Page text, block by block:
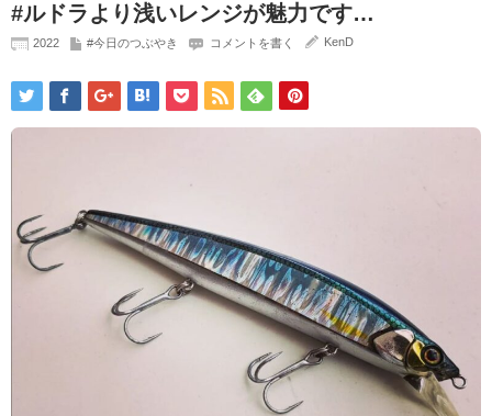
#ルドラより浅いレンジが魅力です…
2022 #今日のつぶやき コメントを書く KenD